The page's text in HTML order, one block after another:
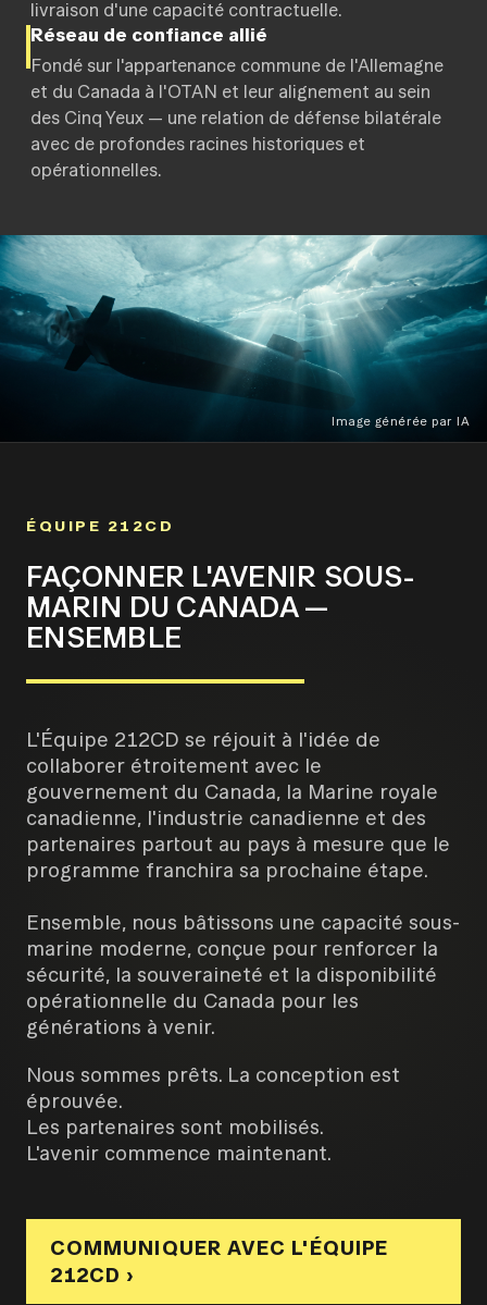
livraison d'une capacité contractuelle.
Réseau de confiance allié
Fondé sur l'appartenance commune de l'Allemagne
et du Canada à l'OTAN et leur alignement au sein
des Cinq Yeux — une relation de défense bilatérale
avec de profondes racines historiques et
opérationnelles.
Image générée par IA
ÉQUIPE 212CD
FAÇONNER L'AVENIR SOUS-
MARIN DU CANADA —
ENSEMBLE
L'Équipe 212CD se réjouit à l'idée de
collaborer étroitement avec le
gouvernement du Canada, la Marine royale
canadienne, l'industrie canadienne et des
partenaires partout au pays à mesure que le
programme franchira sa prochaine étape.
Ensemble, nous bâtissons une capacité sous-
marine moderne, conçue pour renforcer la
sécurité, la souveraineté et la disponibilité
opérationnelle du Canada pour les
générations à venir.
Nous sommes prêts. La conception est
éprouvée.
Les partenaires sont mobilisés.
L'avenir commence maintenant.
COMMUNIQUER AVEC L'ÉQUIPE
212CD ›